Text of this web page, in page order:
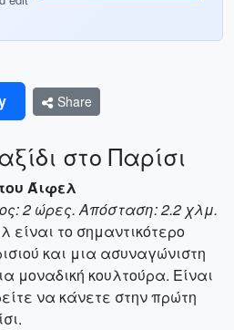
Share
στο Παρίσι
Άιφελ
2 ώρες. Απόσταση: 2.2 χλμ.
είναι το σημαντικότερο
και μια ασυναγώνιστη
μοναδική κουλτούρα. Είναι
να κάνετε στην πρώτη